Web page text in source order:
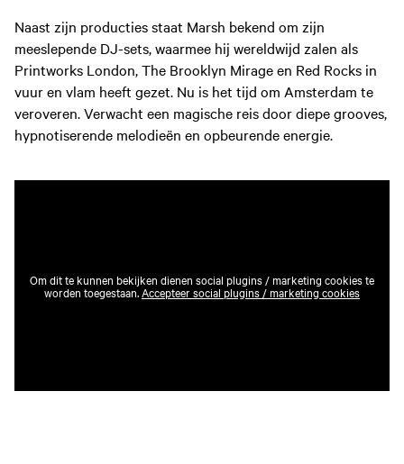
Naast zijn producties staat Marsh bekend om zijn
meeslepende DJ-sets, waarmee hij wereldwijd zalen als
Printworks London, The Brooklyn Mirage en Red Rocks in
vuur en vlam heeft gezet. Nu is het tijd om Amsterdam te
veroveren. Verwacht een magische reis door diepe grooves,
hypnotiserende melodieën en opbeurende energie.
Om dit te kunnen bekijken dienen social plugins / marketing cookies te
worden toegestaan.Accepteer social plugins / marketing cookies